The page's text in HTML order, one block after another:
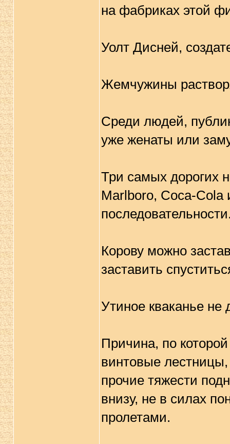
на фабриках этой
Уолт Дисней,
Жемчужины
Среди людей,
уже женаты или
Три самых дорогих
Marlboro, Coca-Cola
Корову можно
заставить
Утиное кваканье не
Причина, по
винтовые лестницы,
прочие тяжести
внизу, не в силах
пролетами.